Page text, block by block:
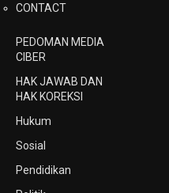
CONTACT
PEDOMAN MEDIA
CIBER
HAK JAWAB DAN
HAK KOREKSI
Hukum
Sosial
Pendidikan